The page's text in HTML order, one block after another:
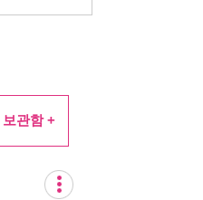
보관함 +